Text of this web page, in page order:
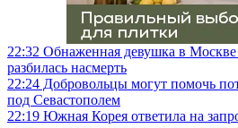
22:32 Обнаженная девушка в Москве
разбилась насмерть
22:24 Добровольцы могут помочь
под Севастополем
22:19 Южная Корея ответила на